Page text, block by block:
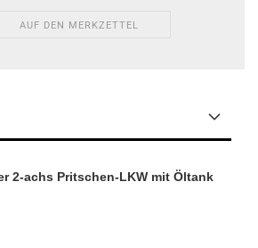
AUF DEN MERKZETTEL
2-achs Pritschen-LKW mit Öltank